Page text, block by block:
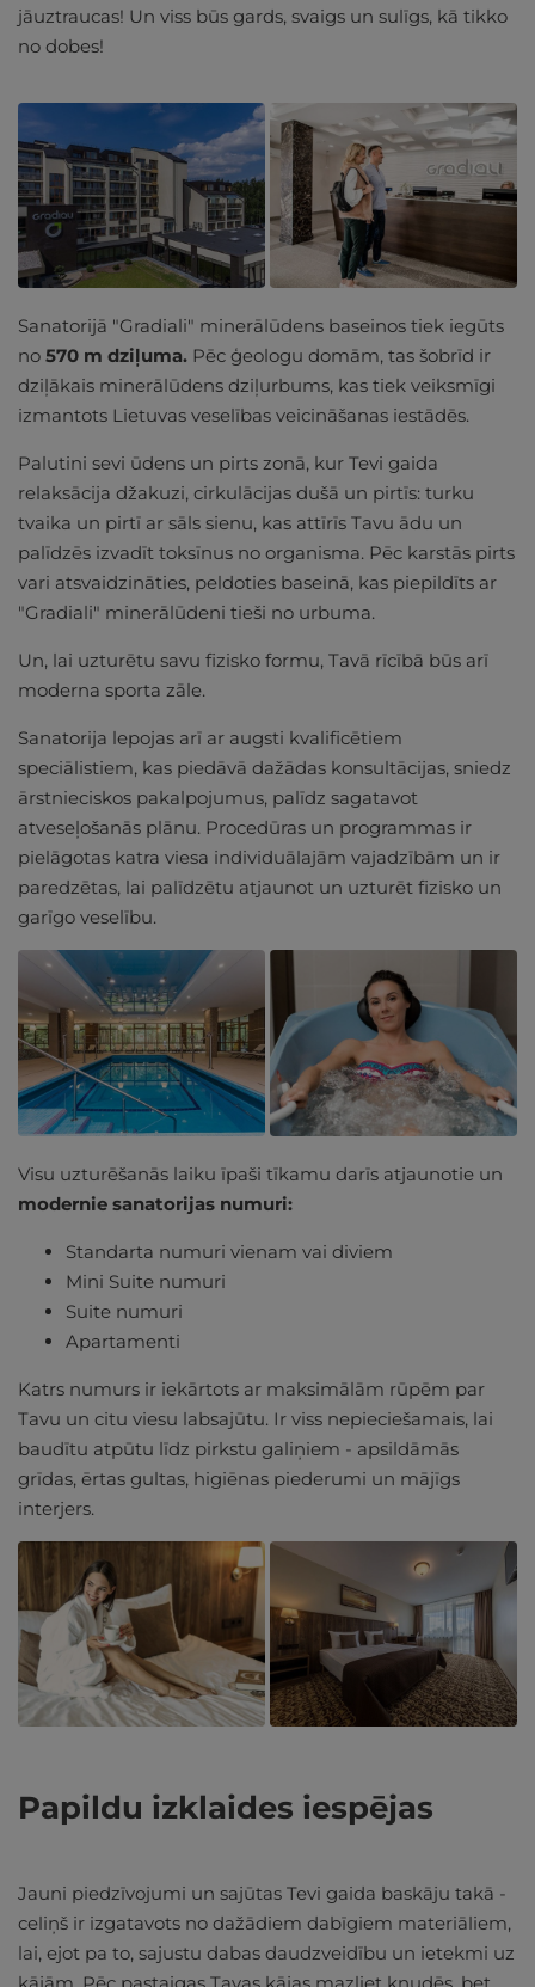
jāuztraucas! Un viss būs gards, svaigs un sulīgs, kā tikko
no dobes!
Sanatorijā "Gradiali" minerālūdens baseinos tiek iegūts
no 570 m dziļuma. Pēc ģeologu domām, tas šobrīd ir
dziļākais minerālūdens dziļurbums, kas tiek veiksmīgi
izmantots Lietuvas veselības veicināšanas iestādēs.
Palutini sevi ūdens un pirts zonā, kur Tevi gaida
relaksācija džakuzi, cirkulācijas dušā un pirtīs: turku
tvaika un pirtī ar sāls sienu, kas attīrīs Tavu ādu un
palīdzēs izvadīt toksīnus no organisma. Pēc karstās pirts
vari atsvaidzināties, peldoties baseinā, kas piepildīts ar
"Gradiali" minerālūdeni tieši no urbuma.
Un, lai uzturētu savu fizisko formu, Tavā rīcībā būs arī
moderna sporta zāle.
Sanatorija lepojas arī ar augsti kvalificētiem
speciālistiem, kas piedāvā dažādas konsultācijas, sniedz
ārstnieciskos pakalpojumus, palīdz sagatavot
atveseļošanās plānu. Procedūras un programmas ir
pielāgotas katra viesa individuālajām vajadzībām un ir
paredzētas, lai palīdzētu atjaunot un uzturēt fizisko un
garīgo veselību.
Visu uzturēšanās laiku īpaši tīkamu darīs atjaunotie un
modernie sanatorijas numuri:
Standarta numuri vienam vai diviem
Mini Suite numuri
Suite numuri
Apartamenti
Katrs numurs ir iekārtots ar maksimālām rūpēm par
Tavu un citu viesu labsajūtu. Ir viss nepieciešamais, lai
baudītu atpūtu līdz pirkstu galiņiem - apsildāmās
grīdas, ērtas gultas, higiēnas piederumi un mājīgs
interjers.
Papildu izklaides iespējas
Jauni piedzīvojumi un sajūtas Tevi gaida baskāju takā -
celiņš ir izgatavots no dažādiem dabīgiem materiāliem,
lai, ejot pa to, sajustu dabas daudzveidību un ietekmi uz